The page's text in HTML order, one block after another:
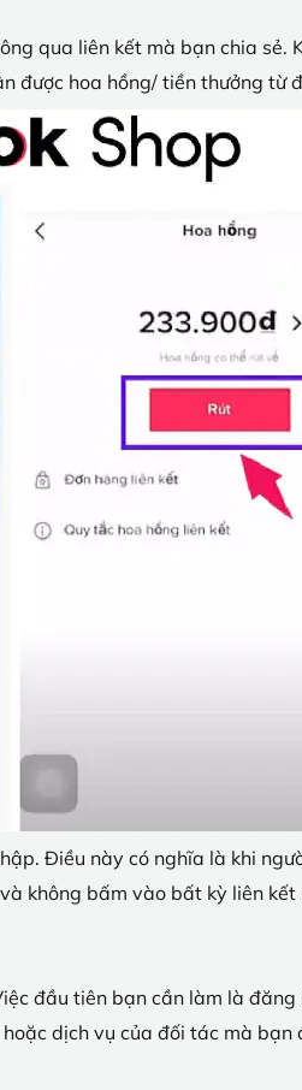
qua liên kết mà bạn chia sẻ.
được hoa hồng/ tiền thưởng từ
Điều này có nghĩa là khi
không bấm vào bất kỳ liên kết
đầu tiên bạn cần làm là
dịch vụ của đối tác mà bạn